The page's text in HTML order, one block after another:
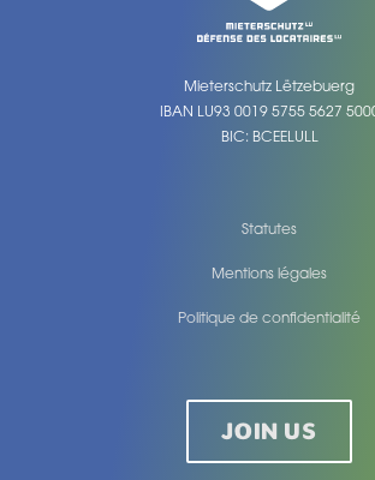
Mieterschutz Lëtzebuerg
IBAN LU93 0019 5755 5627
BIC: BCEELULL
Statutes
Mentions légales
Politique de confidentialité
JOIN US